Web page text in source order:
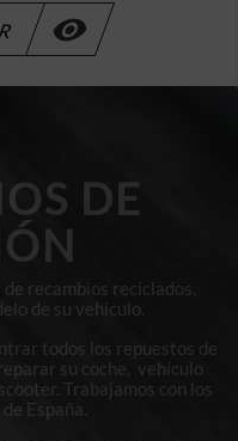

DE
recambios reciclados,
de su vehículo.
todos los repuestos de
su coche, vehículo
Trabajamos con los
España.